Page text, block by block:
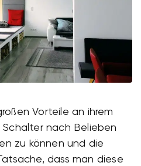
Vorteile an ihrem
nach Belieben
zu können und die
dass man diese